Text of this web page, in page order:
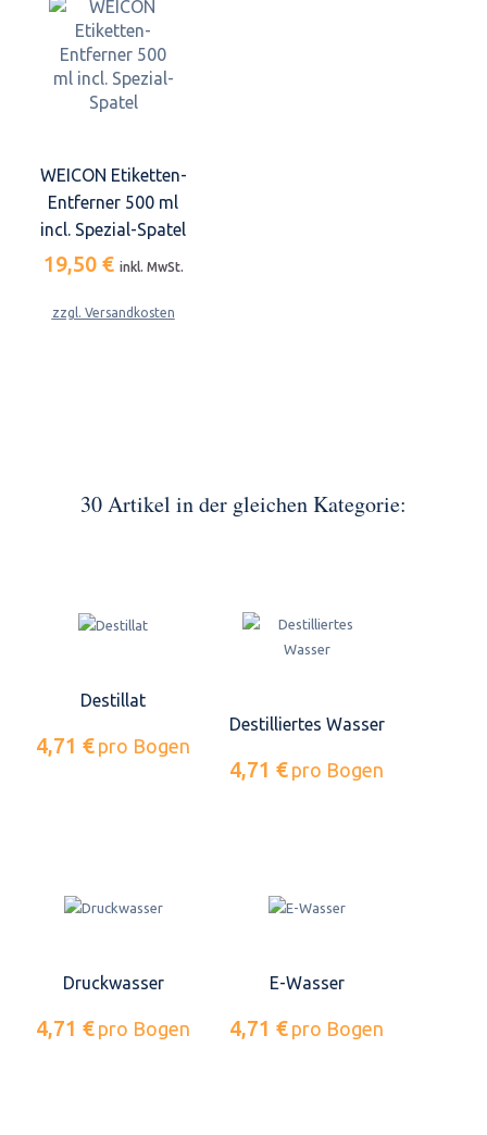
WEICON Etiketten-
Entferner 500 ml
incl. Spezial-Spatel
19,50 € inkl. MwSt.
zzgl. Versandkosten
30 Artikel in der gleichen Kategorie:
Destillat
4,71 € pro Bogen
Destilliertes Wasser
4,71 € pro Bogen
Druckwasser
4,71 € pro Bogen
E-Wasser
4,71 € pro Bogen